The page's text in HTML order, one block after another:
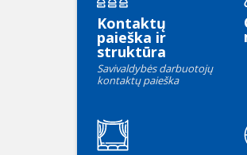
Kontaktų
paieška ir
struktūra
Savivaldybės darbuotojų
kontaktų paieška